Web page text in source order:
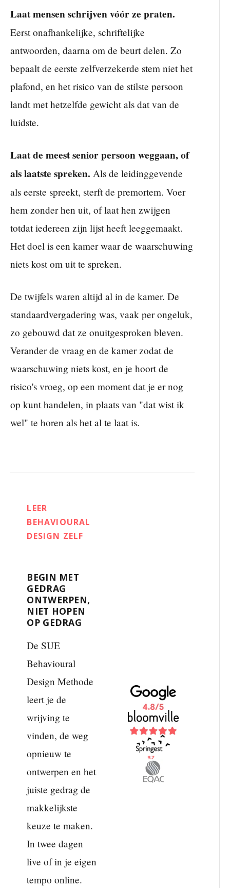
Laat mensen schrijven vóór ze praten.
Eerst onafhankelijke, schriftelijke
antwoorden, daarna om de beurt delen. Zo
bepaalt de eerste zelfverzekerde stem niet het
plafond, en het risico van de stilste persoon
landt met hetzelfde gewicht als dat van de
luidste.
Laat de meest senior persoon weggaan, of
als laatste spreken. Als de leidinggevende
als eerste spreekt, sterft de premortem. Voer
hem zonder hen uit, of laat hen zwijgen
totdat iedereen zijn lijst heeft leeggemaakt.
Het doel is een kamer waar de waarschuwing
niets kost om uit te spreken.
De twijfels waren altijd al in de kamer. De
standaardvergadering was, vaak per ongeluk,
zo gebouwd dat ze onuitgesproken bleven.
Verander de vraag en de kamer zodat de
waarschuwing niets kost, en je hoort de
risico's vroeg, op een moment dat je er nog
op kunt handelen, in plaats van "dat wist ik
wel" te horen als het al te laat is.
LEER
BEHAVIOURAL
DESIGN ZELF
BEGIN MET
GEDRAG
ONTWERPEN,
NIET HOPEN
OP GEDRAG
De SUE
Behavioural
Design Methode
leert je de
wrijving te
vinden, de weg
opnieuw te
ontwerpen en het
juiste gedrag de
makkelijkste
keuze te maken.
In twee dagen
live of in je eigen
tempo online.